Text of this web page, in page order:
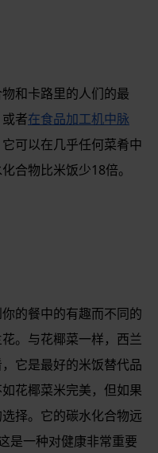
和卡路里的人们的最
者在食品加工机中脉
可以在几乎任何菜肴中
合物比米饭少18倍。
的餐中的有趣而不同的
。与花椰菜一样，西兰
它是最好的米饭替代品
花椰菜米完美，但如果
择。它的碳水化合物远
是一种对健康非常重要